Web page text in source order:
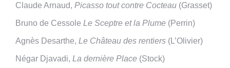
Claude Arnaud, Picasso tout contre Cocteau (Grasset)
Bruno de Cessole Le Sceptre et la Plume (Perrin)
Agnès Desarthe, Le Château des rentiers (L’Olivier)
Négar Djavadi, La dernière Place (Stock)